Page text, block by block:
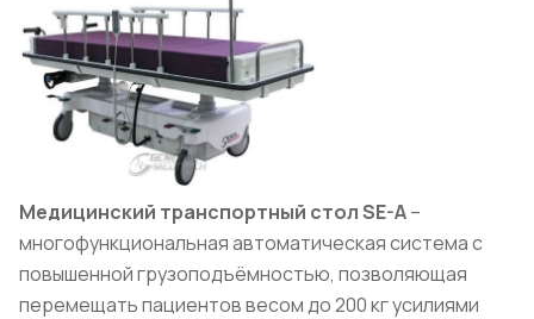
Медицинский транспортный столSE-A–
многофункциональная автоматическая система с
повышенной грузоподъёмностью, позволяющая
перемещать пациентов весом до 200 кг усилиями